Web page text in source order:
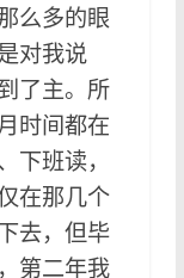
么多的眼
对我说
了主。所
时间都在
下班读，
在那几个
去，但毕
第二年我